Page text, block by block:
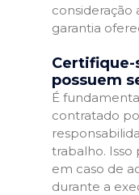
consideração
garantia
Certifique-
possuem
É
contratado
trabalho. Isso
em caso de
durante a